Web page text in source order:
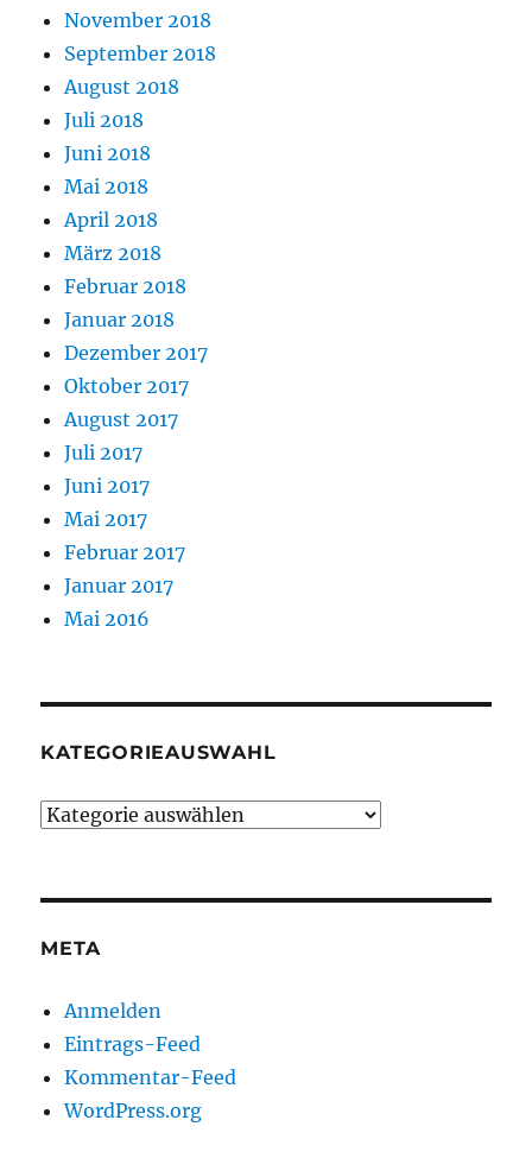
November 2018
September 2018
August 2018
Juli 2018
Juni 2018
Mai 2018
April 2018
März 2018
Februar 2018
Januar 2018
Dezember 2017
Oktober 2017
August 2017
Juli 2017
Juni 2017
Mai 2017
Februar 2017
Januar 2017
Mai 2016
KATEGORIEAUSWAHL
Kategorieauswahl
META
Anmelden
Eintrags-Feed
Kommentar-Feed
WordPress.org